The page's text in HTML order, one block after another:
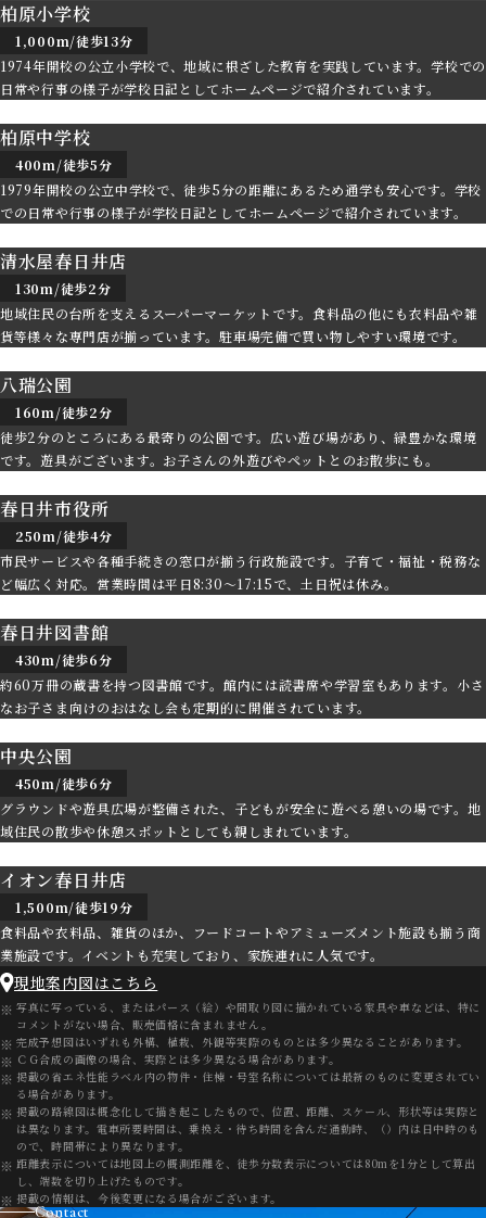
柏原小学校
1,000m/徒歩13分
1974年開校の公立小学校で、地域に根ざした教育を実践しています。学校での
日常や行事の様子が学校日記としてホームページで紹介されています。
柏原中学校
400m/徒歩5分
1979年開校の公立中学校で、徒歩5分の距離にあるため通学も安心です。学校
での日常や行事の様子が学校日記としてホームページで紹介されています。
清水屋春日井店
130m/徒歩2分
地域住民の台所を支えるスーパーマーケットです。食料品の他にも衣料品や雑
貨等様々な専門店が揃っています。駐車場完備で買い物しやすい環境です。
八瑞公園
160m/徒歩2分
徒歩2分のところにある最寄りの公園です。広い遊び場があり、緑豊かな環境
です。遊具がございます。お子さんの外遊びやペットとのお散歩にも。
春日井市役所
250m/徒歩4分
市民サービスや各種手続きの窓口が揃う行政施設です。子育て・福祉・税務な
ど幅広く対応。営業時間は平日8:30～17:15で、土日祝は休み。
春日井図書館
430m/徒歩6分
約60万冊の蔵書を持つ図書館です。館内には読書席や学習室もあります。小さ
なお子さま向けのおはなし会も定期的に開催されています。
中央公園
450m/徒歩6分
グラウンドや遊具広場が整備された、子どもが安全に遊べる憩いの場です。地
域住民の散歩や休憩スポットとしても親しまれています。
イオン春日井店
1,500m/徒歩19分
食料品や衣料品、雑貨のほか、フードコートやアミューズメント施設も揃う商
業施設です。イベントも充実しており、家族連れに人気です。
現地案内図はこちら
写真に写っている、またはパース（絵）や間取り図に描かれている家具や車などは、特に
コメントがない場合、販売価格に含まれません。
完成予想図はいずれも外構、植栽、外観等実際のものとは多少異なることがあります。
ＣＧ合成の画像の場合、実際とは多少異なる場合があります。
掲載の省エネ性能ラベル内の物件・住棟・号室名称については最新のものに変更されてい
る場合があります。
掲載の路線図は概念化して描き起こしたもので、位置、距離、スケール、形状等は実際と
は異なります。電車所要時間は、乗換え・待ち時間を含んだ通勤時、（）内は日中時のも
ので、時間帯により異なります。
距離表示については地図上の概測距離を、徒歩分数表示については80mを1分として算出
し、端数を切り上げたものです。
掲載の情報は、今後変更になる場合がございます。
Contact